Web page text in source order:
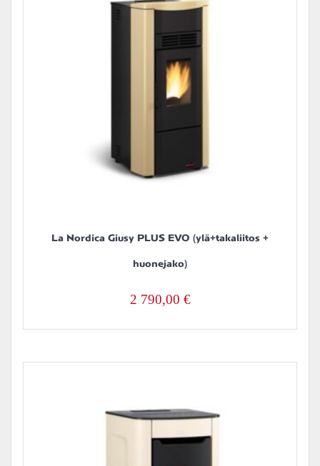
La Nordica Giusy PLUS EVO (ylä+takaliitos +
huonejako)
2 790,00 €